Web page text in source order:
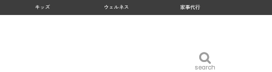
キッズ ウェルネス 家事代行
search
search